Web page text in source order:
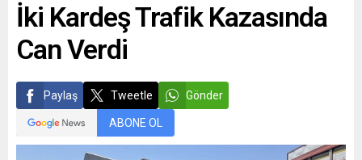
İki Kardeş Trafik Kazasında
Can Verdi
Paylaş Tweetle Gönder
ABONE OL